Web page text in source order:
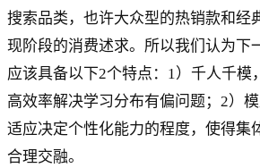
搜索品类，也许大众型的热销款和经
现阶段的消费述求。所以我们认为下
应该具备以下2个特点：1）千人千模
高效率解决学习分布有偏问题；2）
适应决定个性化能力的程度，使得集
合理交融。